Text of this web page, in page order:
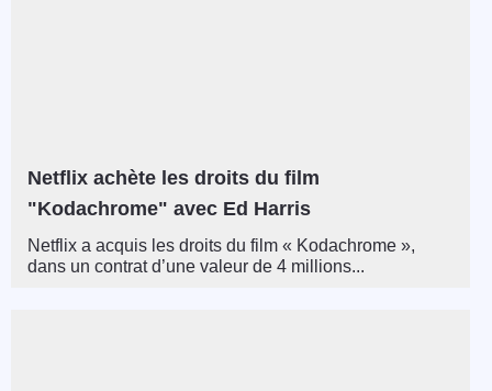
Netflix achète les droits du film
"Kodachrome" avec Ed Harris
Netflix a acquis les droits du film « Kodachrome »,
dans un contrat d’une valeur de 4 millions...